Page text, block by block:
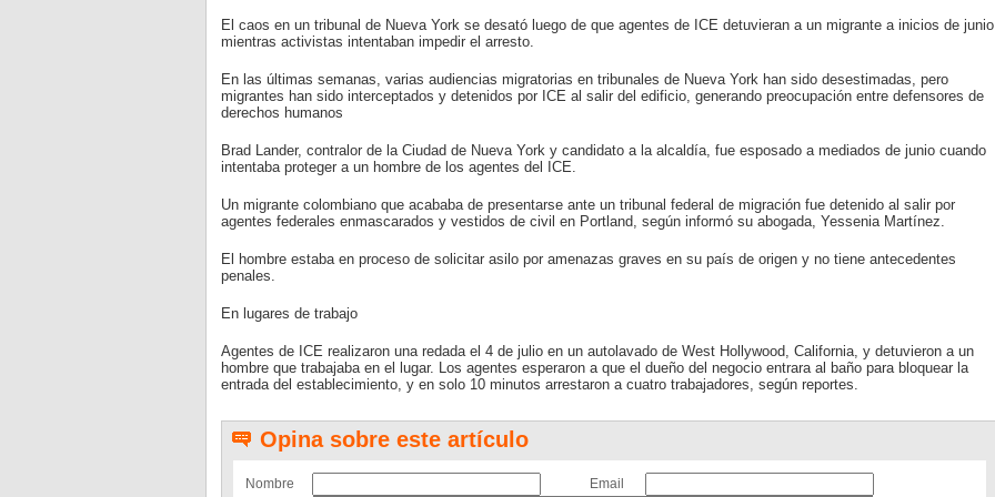
El caos en un tribunal de Nueva York se desató luego de que agentes de ICE detuvieran a un migrante a inicios de
mientras activistas intentaban impedir el arresto.
En las últimas semanas, varias audiencias migratorias en tribunales de Nueva York han sido desestimadas, pero
migrantes han sido interceptados y detenidos por ICE al salir del edificio, generando preocupación entre defensores de
derechos humanos
Brad Lander, contralor de la Ciudad de Nueva York y candidato a la alcaldía, fue esposado a mediados de junio cuando
intentaba proteger a un hombre de los agentes del ICE.
Un migrante colombiano que acababa de presentarse ante un tribunal federal de migración fue detenido al salir por
agentes federales enmascarados y vestidos de civil en Portland, según informó su abogada, Yessenia Martínez.
El hombre estaba en proceso de solicitar asilo por amenazas graves en su país de origen y no tiene antecedentes
penales.
En lugares de trabajo
Agentes de ICE realizaron una redada el 4 de julio en un autolavado de West Hollywood, California, y detuvieron a un
hombre que trabajaba en el lugar. Los agentes esperaron a que el dueño del negocio entrara al baño para bloquear la
entrada del establecimiento, y en solo 10 minutos arrestaron a cuatro trabajadores, según reportes.
Opina sobre este artículo
Nombre Email